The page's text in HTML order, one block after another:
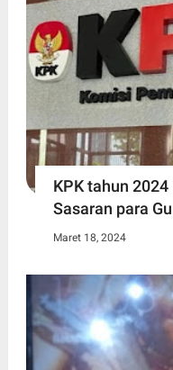
KPK tahun
Sasaran para
Maret 18, 2024